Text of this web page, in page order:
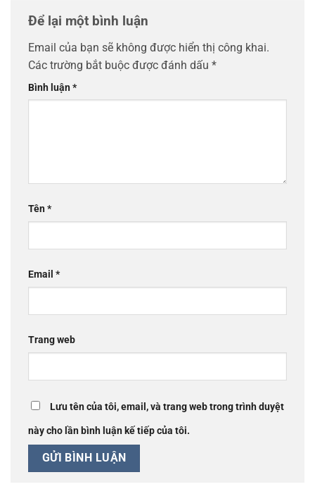
Để lại một bình luận
Email của bạn sẽ không được hiển thị công khai.
Các trường bắt buộc được đánh dấu *
Bình luận*
Tên*
Email *
Trang web
Lưu tên của tôi, email, và trang web trong trình duyệt
này cho lần bình luận kế tiếp của tôi.